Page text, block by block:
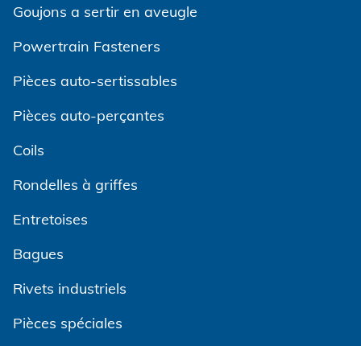
Goujons a sertir en aveugle
Powertrain Fasteners
Pièces auto-sertissables
Pièces auto-perçantes
Coils
Rondelles à griffes
Entretoises
Bagues
Rivets industriels
Pièces spéciales